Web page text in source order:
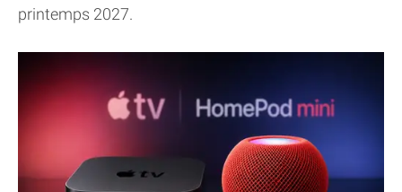
printemps 2027.